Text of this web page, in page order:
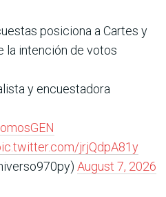
posiciona a Cartes y
la intención de votos
y encuestadora
jrjQdpA81y
August 7, 2026